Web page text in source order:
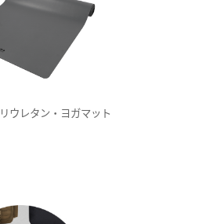
ウレタン・ヨガマット